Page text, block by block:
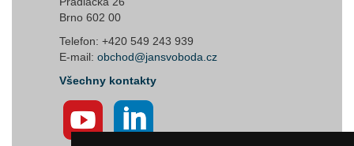
Brno 602 00
Telefon: +420 549 243 939
E-mail: obchod@jansvoboda.cz
Všechny kontakty